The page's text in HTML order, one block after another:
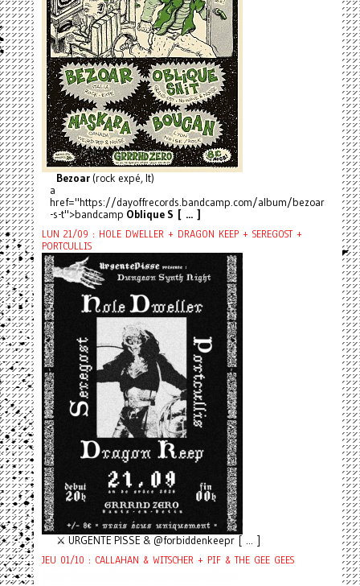
Bezoar(rock expé, It)
a
href="https://dayoffrecords.bandcamp.com/album/bezoar
-s-t">bandcamp Oblique S [ ... ]
LUN 21/09 : HOLE DWELLER + DRAGON KEEP + SEREGOST +
PORTCULLIS
⚔️ URGENTE PISSE & @forbiddenkeepr [ ... ]
JEU 01/10 : CALLAHAN & WITSCHER + PIF & THE GEE GEES